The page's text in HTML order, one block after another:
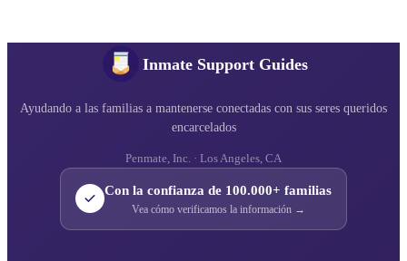
Inmate Support Guides
Ayudando a las familias a mantenerse conectadas con sus seres queridos
encarcelados
Penmate, Inc. · Los Angeles, CA
Con la confianza de 100.000+ familias
Vea cómo verificamos la información →